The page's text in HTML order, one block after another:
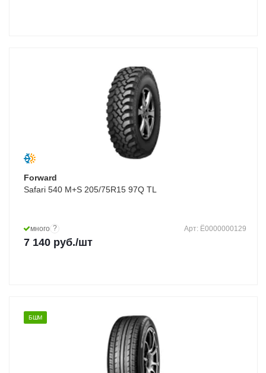
Forward
Safari 540 M+S 205/75R15 97Q TL
много ? Арт: Ё0000000129
7 140 руб./шт
БШМ